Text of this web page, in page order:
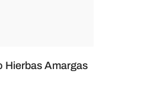
Hierbas Amargas